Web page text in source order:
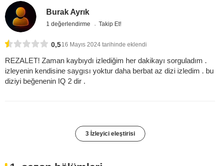
Burak Ayrık
1 değerlendirme Takip Et!
0,516 Mayıs 2024 tarihinde eklendi
REZALET! Zaman kaybıydı izlediğim her dakikayı sorguladım .
izleyenin kendisine saygısı yoktur daha berbat az dizi izledim . bu
diziyi beğenenin IQ 2 dir .
3 İzleyici eleştirisi